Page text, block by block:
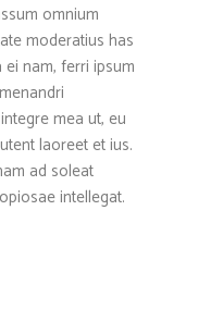
omnium
moderatius has
nam, ferri ipsum
mea ut, eu
laoreet et ius.
ad soleat
intellegat.